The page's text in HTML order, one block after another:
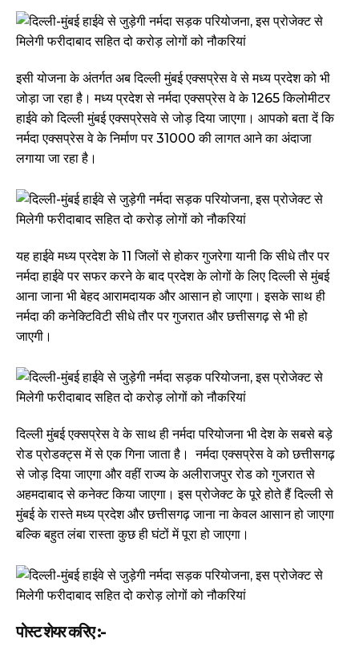
इसी योजना के अंतर्गत अब दिल्ली मुंबई एक्सप्रेस वे से मध्य प्रदेश को भी
जोड़ा जा रहा है। मध्य प्रदेश से नर्मदा एक्सप्रेस वे के 1265 किलोमीटर
हाईवे को दिल्ली मुंबई एक्सप्रेसवे से जोड़ दिया जाएगा। आपको बता दें कि
नर्मदा एक्सप्रेस वे के निर्माण पर ₹31000 की लागत आने का अंदाजा
लगाया जा रहा है।
यह हाईवे मध्य प्रदेश के 11 जिलों से होकर गुजरेगा यानी कि सीधे तौर पर
नर्मदा हाईवे पर सफर करने के बाद प्रदेश के लोगों के लिए दिल्ली से मुंबई
आना जाना भी बेहद आरामदायक और आसान हो जाएगा। इसके साथ ही
नर्मदा की कनेक्टिविटी सीधे तौर पर गुजरात और छत्तीसगढ़ से भी हो
जाएगी।
दिल्ली मुंबई एक्सप्रेस वे के साथ ही नर्मदा परियोजना भी देश के सबसे बड़े
रोड प्रोडक्ट्स में से एक गिना जाता है। नर्मदा एक्सप्रेस वे को छत्तीसगढ़
से जोड़ दिया जाएगा और वहीं राज्य के अलीराजपुर रोड को गुजरात से
अहमदाबाद से कनेक्ट किया जाएगा। इस प्रोजेक्ट के पूरे होते हैं दिल्ली से
मुंबई के रास्ते मध्य प्रदेश और छत्तीसगढ़ जाना ना केवल आसान हो जाएगा
बल्कि बहुत लंबा रास्ता कुछ ही घंटों में पूरा हो जाएगा।
पोस्ट शेयर करिए :-